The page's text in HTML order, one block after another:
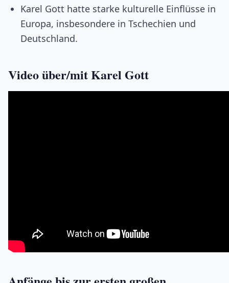
Karel Gott hatte starke kulturelle Einflüsse in
Europa, insbesondere in Tschechien und
Deutschland.
Video über/mit Karel Gott